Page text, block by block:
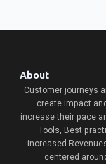
About
Customer journeys
create impact
increase their pace
Tools, Best
increased
centered